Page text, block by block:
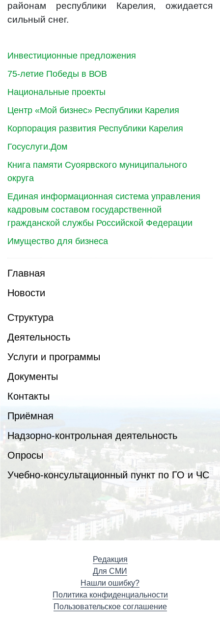
Инвестиционные предложения
75-летие Победы в ВОВ
Национальные проекты
Центр «Мой бизнес» Республики Карелия
Корпорация развития Республики Карелия
Госуслуги.Дом
Книга памяти Суоярвского муниципального
округа
Единая информационная система управления
кадровым составом государственной
гражданской службы Российской Федерации
Имущество для бизнеса
Главная
Новости
Структура
Деятельность
Услуги и программы
Документы
Контакты
Приёмная
Надзорно-контрольная деятельность
Опросы
Учебно-консультационный пункт по ГО и ЧС
районам республики Карелия, ожидается
сильный снег.
Редакция
Для СМИ
Нашли ошибку?
Политика конфиденциальности
Пользовательское соглашение